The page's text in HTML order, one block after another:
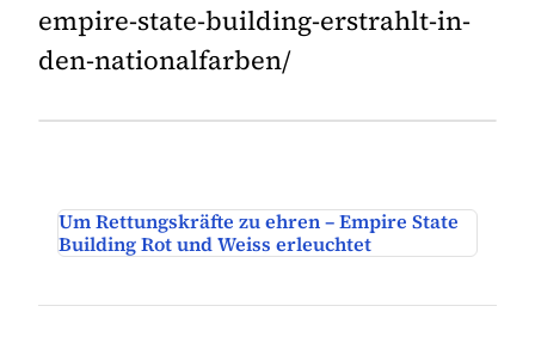
empire-state-building-erstrahlt-in-
den-nationalfarben/
Um Rettungskräfte zu ehren – Empire State
Building Rot und Weiss erleuchtet